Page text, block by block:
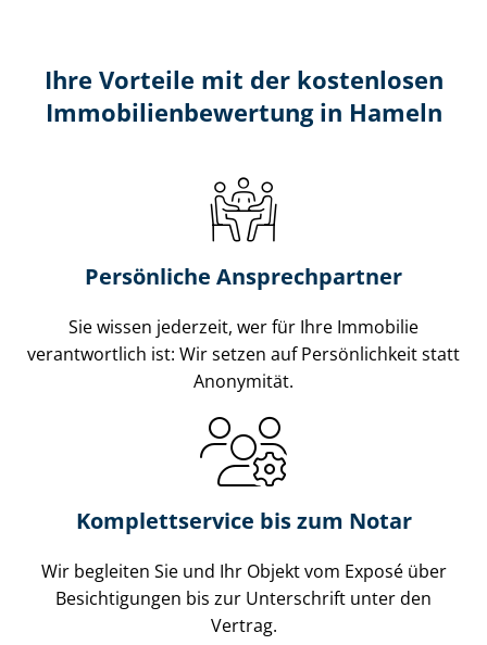
Ihre Vorteile mit der kostenlosen
Im­mo­bi­li­en­be­wer­tung in Hameln
Persönliche Ansprechpartner
Sie wissen jederzeit, wer für Ihre Immobilie
verantwortlich ist: Wir setzen auf Persönlichkeit statt
Anonymität.
Komplettservice bis zum Notar
Wir begleiten Sie und Ihr Objekt vom Exposé über
Besichtigungen bis zur Unterschrift unter den
Vertrag.